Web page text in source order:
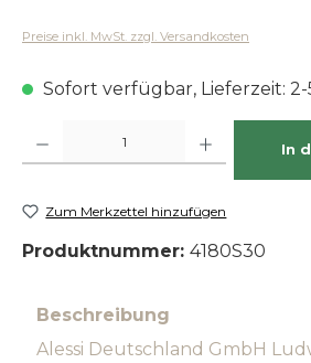
Preise inkl. MwSt. zzgl. Versandkosten
Sofort verfügbar, Lieferzeit: 2-
In
Zum Merkzettel hinzufügen
Produktnummer: 4180S30
Beschreibung
Alessi Deutschland GmbH